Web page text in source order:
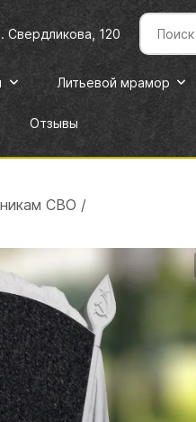
Свердликова, 120
Литьевой мрамор
Отзывы
СВО /